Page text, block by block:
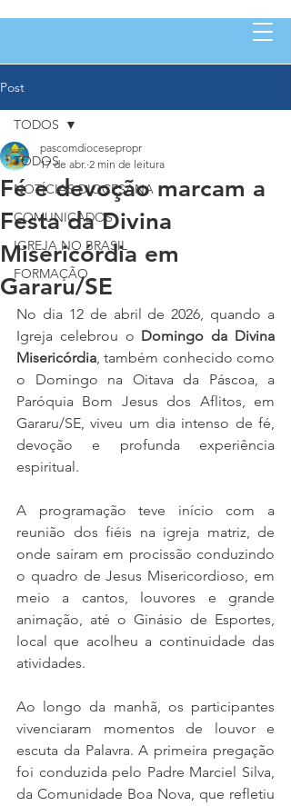
Post
TODOS
NOTÍCIAS DIOCESANA
COMUNICADOS
IGREJA NO BRASIL
FORMAÇÃO
TODOS
Fé e devoção marcam a
Festa da Divina
Misericórdia em
Gararu/SE
pascomdiocesepropr
17 de abr. 2 min de leitura
No dia 12 de abril de 2026, quando a
Igreja celebrou o Domingo da Divina
Misericórdia, também conhecido como
o Domingo na Oitava da Páscoa, a
Paróquia Bom Jesus dos Aflitos, em
Gararu/SE, viveu um dia intenso de fé,
devoção e profunda experiência
espiritual.
A programação teve início com a
reunião dos fiéis na igreja matriz, de
onde saíram em procissão conduzindo
o quadro de Jesus Misericordioso, em
meio a cantos, louvores e grande
animação, até o Ginásio de Esportes,
local que acolheu a continuidade das
atividades.
Ao longo da manhã, os participantes
vivenciaram momentos de louvor e
escuta da Palavra. A primeira pregação
foi conduzida pelo Padre Marciel Silva,
da Comunidade Boa Nova, que refletiu